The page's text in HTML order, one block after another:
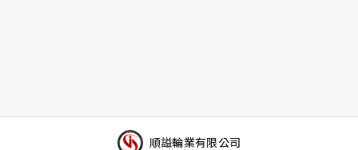
順謚輪業有限公司